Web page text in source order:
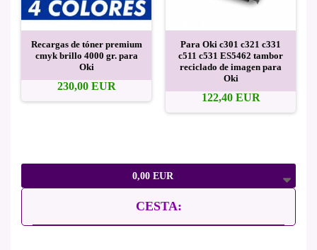
0,00 EUR
CESTA:
Recargas de tóner premium
cmyk brillo 4000 gr. para
Oki
230,00 EUR
Para Oki c301 c321 c331
c511 c531 ES5462 tambor
reciclado de imagen para
Oki
122,40 EUR